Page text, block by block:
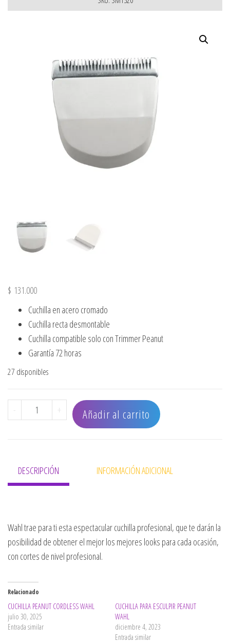
$ 131.000
Cuchilla en acero cromado
Cuchilla recta desmontable
Cuchilla compatible solo con Trimmer Peanut
Garantía 72 horas
27 disponibles
- CUCHILLA PARA PEANUT cantidad
+ Añadir al carrito
DESCRIPCIÓN INFORMACIÓN ADICIONAL
Wahl trae para ti esta espectacular cuchilla profesional, que te darán la
posibilidad de obtener el mejor los mejores looks para cada ocasión,
con cortes de nivel profesional.
Relacionado
CUCHILLA PEANUT CORDLESS WAHL
julio 30, 2025
Entrada similar
CUCHILLA PARA ESCULPIR PEANUT
WAHL
diciembre 4, 2023
Entrada similar